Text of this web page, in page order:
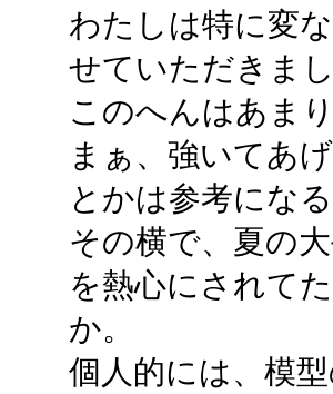
わたしは特に変
せていただきま
このへんはあま
まぁ、強いてあ
とかは参考にな
その横で、夏の
を熱心にされて
か。
個人的には、模